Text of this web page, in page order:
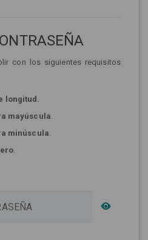
con los siguientes requisitos
longitud.
mayúscula.
minúscula.
.